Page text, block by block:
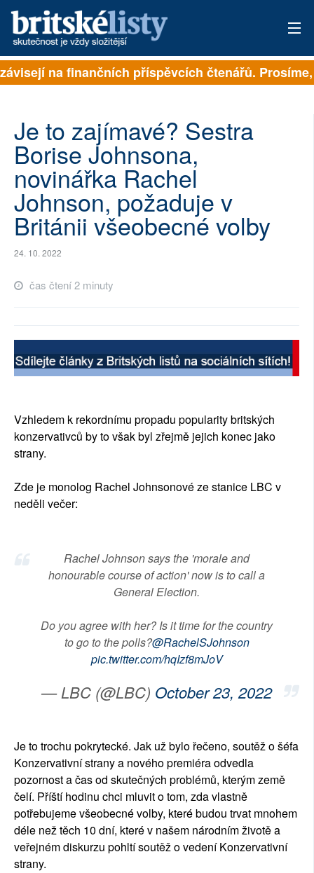
PŘIHLÁSIT
ARCHIV
ROZHOVORY
TÉMATA
NEJČTENĚJŠÍ ZA 7 DNÍ
RUBRIKY
na finančních příspěvcích čtenářů. Prosíme,
Je to zajímavé? Sestra
Borise Johnsona,
novinářka Rachel
Johnson, požaduje v
Británii všeobecné volby
24. 10. 2022
čas čtení 2 minuty
Vzhledem k rekordnímu propadu popularity britských
konzervativců by to však byl zřejmě jejich konec jako
strany.
Zde je monolog Rachel Johnsonové ze stanice LBC v
neděli večer:
Rachel Johnson says the 'morale and
honourable course of action' now is to call a
General Election.
Do you agree with her? Is it time for the country
to go to the polls?@RachelSJohnson
pic.twitter.com/hqIzf8mJoV
— LBC (@LBC) October 23, 2022
Je to trochu pokrytecké. Jak už bylo řečeno, soutěž o šéfa
Konzervativní strany a nového premiéra odvedla
pozornost a čas od skutečných problémů, kterým země
čelí. Příští hodinu chci mluvit o tom, zda vlastně
potřebujeme všeobecné volby, které budou trvat mnohem
déle než těch 10 dní, které v našem národním životě a
veřejném diskurzu pohltí soutěž o vedení Konzervativní
strany.